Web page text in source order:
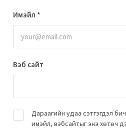
Имэйл *
Вэб сайт
Дараагийн удаа сэтгэгдэл
имэйл, вэбсайтыг энэ хөтөч